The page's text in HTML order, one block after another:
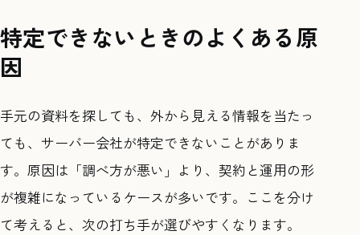
特定できないときのよくある原
因
手元の資料を探しても、外から見える情報を当たっ
ても、サーバー会社が特定できないことがありま
す。原因は「調べ方が悪い」より、契約と運用の形
が複雑になっているケースが多いです。ここを分け
て考えると、次の打ち手が選びやすくなります。